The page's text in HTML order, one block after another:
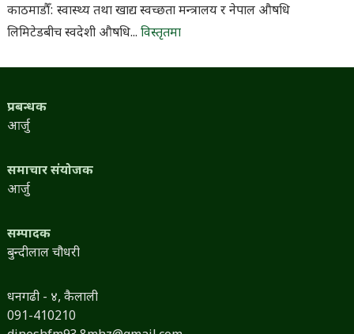
काठमाडौँ: स्वास्थ्य तथा खाद्य स्वच्छता मन्त्रालय र नेपाल औषधि
लिमिटेडबीच स्वदेशी औषधि... विस्तृतमा
प्रबन्धक
आर्जु
समाचार संयोजक
आर्जु
सम्पादक
बुन्दीलाल चौधरी
धनगढी - ४, कैलाली
091-410210